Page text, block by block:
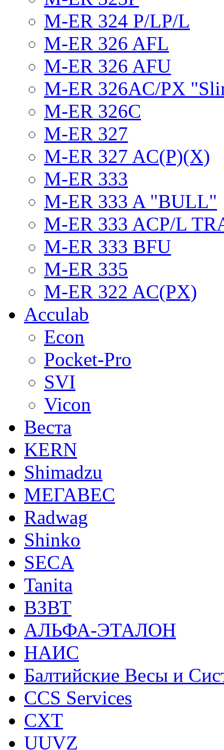
M-ER 324 P/LP/L
M-ER 326 AFL
M-ER 326 AFU
M-ER 326AC/PX
M-ER 326C
M-ER 327
M-ER 327 AC(P)(X)
M-ER 333
M-ER 333 A "BULL"
M-ER 333 ACP/L
M-ER 333 BFU
M-ER 335
M-ER 322 AC(PX)
Acculab
Econ
Pocket-Pro
SVI
Vicon
Веста
KERN
Shimadzu
МЕГАВЕС
Radwag
Shinko
SECA
Tanita
ВЗВТ
АЛЬФА-ЭТАЛОН
НАИС
Балтийские Весы и
CCS Services
CXT
UUVZ